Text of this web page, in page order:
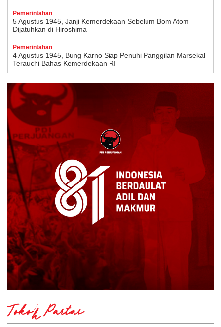
Pemerintahan
5 Agustus 1945, Janji Kemerdekaan Sebelum Bom Atom
Dijatuhkan di Hiroshima
Pemerintahan
4 Agustus 1945, Bung Karno Siap Penuhi Panggilan Marsekal
Terauchi Bahas Kemerdekaan RI
Tokoh Partai